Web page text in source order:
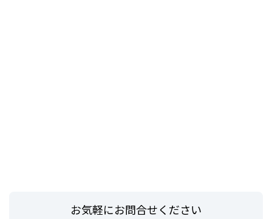
お気軽にお問合せください